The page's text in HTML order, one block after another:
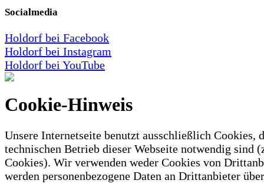
Socialmedia
Holdorf bei Facebook
Holdorf bei Instagram
Holdorf bei YouTube
Cookie-Hinweis
Unsere Internetseite benutzt ausschließlich Cookies,
technischen Betrieb dieser Webseite notwendig sind
Cookies). Wir verwenden weder Cookies von
werden personenbezogene Daten an Drittanbieter